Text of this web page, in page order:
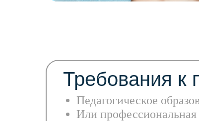
Педагогическое
Или профессиональная
Требования к